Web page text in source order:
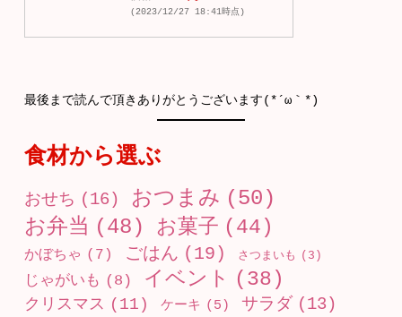
(2023/12/27 18:41時点)
最後まで読んで頂きありがとうございます(*´ω｀*)
食材から選ぶ
おせち (16) おつまみ (50)
お弁当 (48) お菓子 (44)
かぼちゃ (7) ごはん (19) さつまいも (3)
じゃがいも (8) イベント (38)
クリスマス (11) ケーキ (5) サラダ (13)